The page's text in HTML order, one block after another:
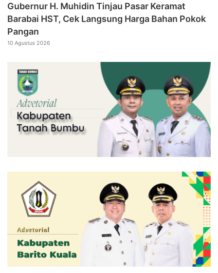
Gubernur H. Muhidin Tinjau Pasar Keramat
Barabai HST, Cek Langsung Harga Bahan Pokok
Pangan
10 Agustus 2026